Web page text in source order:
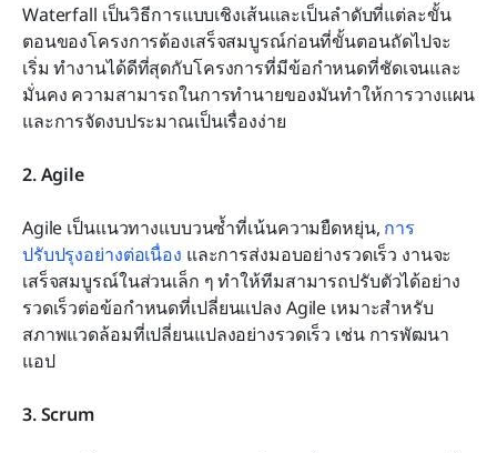
Waterfall เป็นวิธีการแบบเชิงเส้นและเป็นลำดับที่แต่ละขั้น
ตอนของโครงการต้องเสร็จสมบูรณ์ก่อนที่ขั้นตอนถัดไปจะ
เริ่ม ทำงานได้ดีที่สุดกับโครงการที่มีข้อกำหนดที่ชัดเจนและ
มั่นคง ความสามารถในการทำนายของมันทำให้การวางแผน
และการจัดงบประมาณเป็นเรื่องง่าย
2. Agile
Agile เป็นแนวทางแบบวนซ้ำที่เน้นความยืดหยุ่น, การ
ปรับปรุงอย่างต่อเนื่อง และการส่งมอบอย่างรวดเร็ว งานจะ
เสร็จสมบูรณ์ในส่วนเล็ก ๆ ทำให้ทีมสามารถปรับตัวได้อย่าง
รวดเร็วต่อข้อกำหนดที่เปลี่ยนแปลง Agile เหมาะสำหรับ
สภาพแวดล้อมที่เปลี่ยนแปลงอย่างรวดเร็ว เช่น การพัฒนา
แอป
3. Scrum